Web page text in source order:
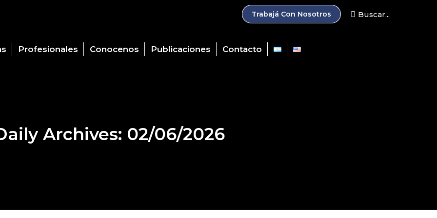
Trabajá Con Nosotros Search:
Buscar...
Profesionales Conocenos Publicaciones Contacto
Archives: 02/06/2026